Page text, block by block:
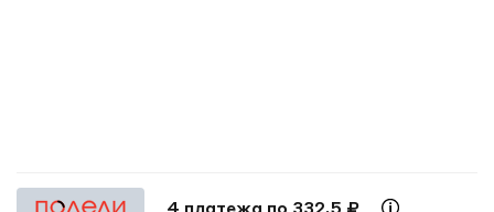
4 платежа по 332.5 ₽